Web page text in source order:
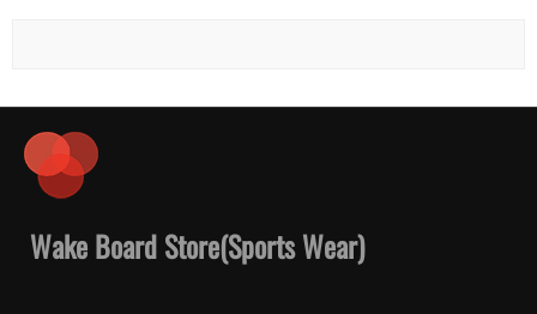
Wake Board Store(Sports Wear)